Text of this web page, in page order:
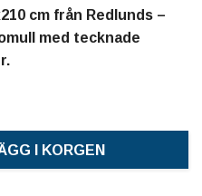
cm från Redlunds –
med tecknade
I KORGEN